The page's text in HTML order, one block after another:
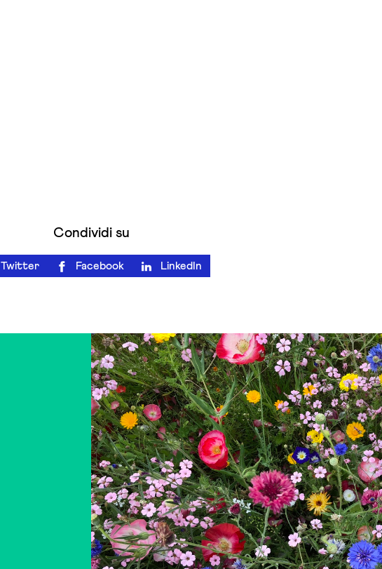
Condividi su
Twitter Facebook LinkedIn